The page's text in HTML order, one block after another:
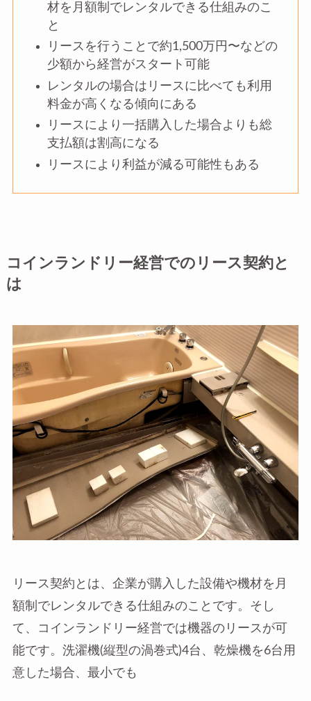
材を月額制でレンタルできる仕組みのこ
と
リースを行うことで約1,500万円〜などの
少額から経営がスタート可能
レンタルの場合はリースに比べても利用
料金が高くなる傾向にある
リースにより一括購入した場合よりも総
支払額は割高になる
リースにより利益が減る可能性もある
コインランドリー経営でのリース契約と
は
リース契約とは、企業が購入した設備や機材を月
額制でレンタルできる仕組みのことです。そし
て、コインランドリー経営では機器のリースが可
能です。洗濯機(縦型の渦巻式)4台、乾燥機を6台用
意した場合、最小でも